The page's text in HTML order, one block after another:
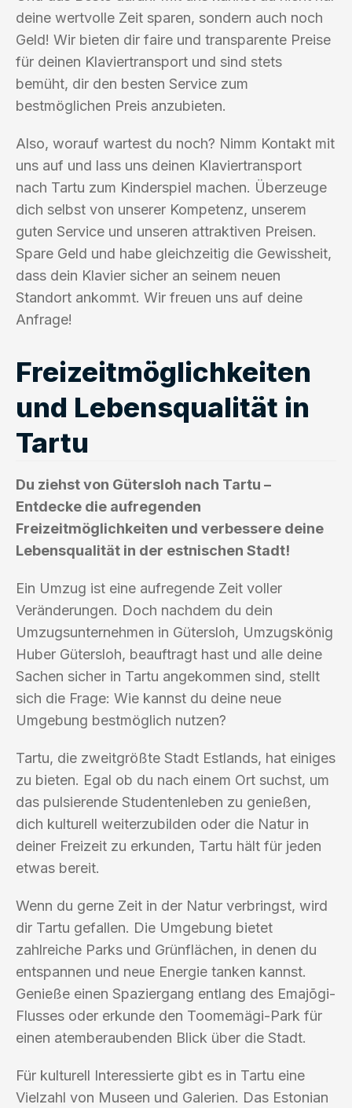
deine wertvolle Zeit sparen, sondern auch noch
Geld! Wir bieten dir faire und transparente Preise
für deinen Klaviertransport und sind stets
bemüht, dir den besten Service zum
bestmöglichen Preis anzubieten.
Also, worauf wartest du noch? Nimm Kontakt mit
uns auf und lass uns deinen Klaviertransport
nach Tartu zum Kinderspiel machen. Überzeuge
dich selbst von unserer Kompetenz, unserem
guten Service und unseren attraktiven Preisen.
Spare Geld und habe gleichzeitig die Gewissheit,
dass dein Klavier sicher an seinem neuen
Standort ankommt. Wir freuen uns auf deine
Anfrage!
Freizeitmöglichkeiten
und Lebensqualität in
Tartu
Du ziehst von Gütersloh nach Tartu –
Entdecke die aufregenden
Freizeitmöglichkeiten und verbessere deine
Lebensqualität in der estnischen Stadt!
Ein Umzug ist eine aufregende Zeit voller
Veränderungen. Doch nachdem du dein
Umzugsunternehmen in Gütersloh, Umzugskönig
Huber Gütersloh, beauftragt hast und alle deine
Sachen sicher in Tartu angekommen sind, stellt
sich die Frage: Wie kannst du deine neue
Umgebung bestmöglich nutzen?
Tartu, die zweitgrößte Stadt Estlands, hat einiges
zu bieten. Egal ob du nach einem Ort suchst, um
das pulsierende Studentenleben zu genießen,
dich kulturell weiterzubilden oder die Natur in
deiner Freizeit zu erkunden, Tartu hält für jeden
etwas bereit.
Wenn du gerne Zeit in der Natur verbringst, wird
dir Tartu gefallen. Die Umgebung bietet
zahlreiche Parks und Grünflächen, in denen du
entspannen und neue Energie tanken kannst.
Genieße einen Spaziergang entlang des Emajõgi-
Flusses oder erkunde den Toomemägi-Park für
einen atemberaubenden Blick über die Stadt.
Für kulturell Interessierte gibt es in Tartu eine
Vielzahl von Museen und Galerien. Das Estonian